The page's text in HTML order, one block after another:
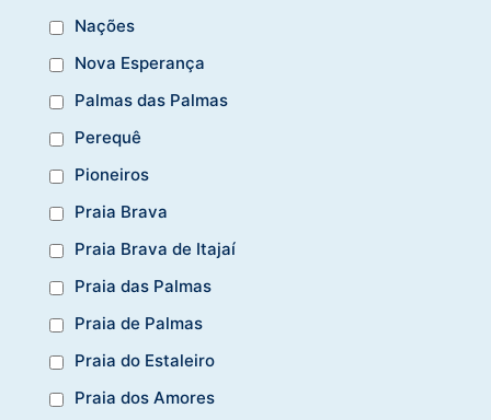
Nações
Nova Esperança
Palmas das Palmas
Perequê
Pioneiros
Praia Brava
Praia Brava de Itajaí
Praia das Palmas
Praia de Palmas
Praia do Estaleiro
Praia dos Amores